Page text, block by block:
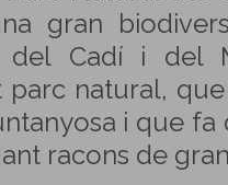
gran
del Cadí i del
natural,
i que fa
racons de